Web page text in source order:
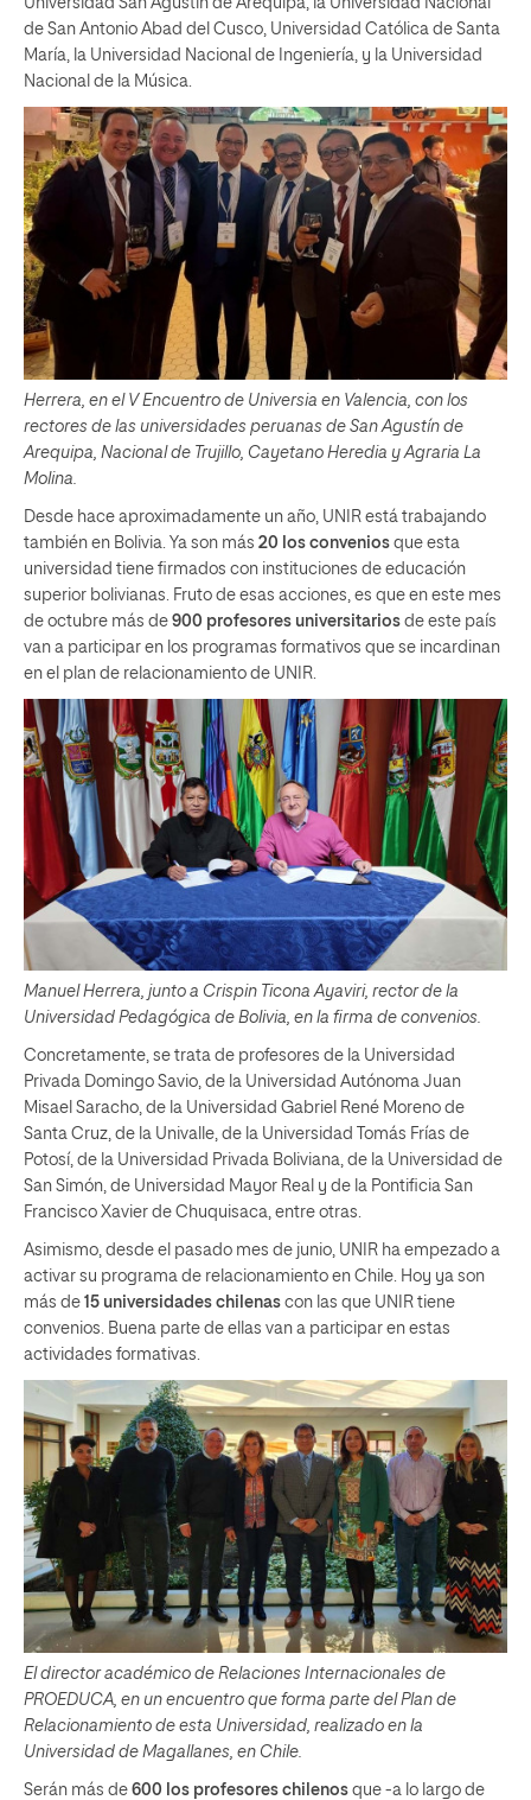
Universidad San Agustín de Arequipa, la Universidad Nacional
de San Antonio Abad del Cusco, Universidad Católica de Santa
María, la Universidad Nacional de Ingeniería, y la Universidad
Nacional de la Música.
Herrera, en el V Encuentro de Universia en Valencia, con los
rectores de las universidades peruanas de San Agustín de
Arequipa, Nacional de Trujillo, Cayetano Heredia y Agraria La
Molina.
Desde hace aproximadamente un año, UNIR está trabajando
también en Bolivia. Ya son más 20 los convenios que esta
universidad tiene firmados con instituciones de educación
superior bolivianas. Fruto de esas acciones, es que en este mes
de octubre más de 900 profesores universitarios de este país
van a participar en los programas formativos que se incardinan
en el plan de relacionamiento de UNIR.
Manuel Herrera, junto a Crispin Ticona Ayaviri, rector de la
Universidad Pedagógica de Bolivia, en la firma de convenios.
Concretamente, se trata de profesores de la Universidad
Privada Domingo Savio, de la Universidad Autónoma Juan
Misael Saracho, de la Universidad Gabriel René Moreno de
Santa Cruz, de la Univalle, de la Universidad Tomás Frías de
Potosí, de la Universidad Privada Boliviana, de la Universidad de
San Simón, de Universidad Mayor Real y de la Pontificia San
Francisco Xavier de Chuquisaca, entre otras.
Asimismo, desde el pasado mes de junio, UNIR ha empezado a
activar su programa de relacionamiento en Chile. Hoy ya son
más de 15 universidades chilenas con las que UNIR tiene
convenios. Buena parte de ellas van a participar en estas
actividades formativas.
El director académico de Relaciones Internacionales de
PROEDUCA, en un encuentro que forma parte del Plan de
Relacionamiento de esta Universidad, realizado en la
Universidad de Magallanes, en Chile.
Serán más de 600 los profesores chilenos que -a lo largo de